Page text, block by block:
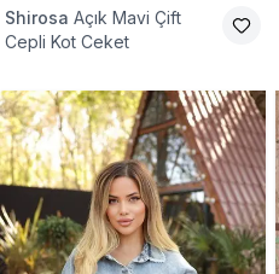
Shirosa Açık Mavi Çift
Cepli Kot Ceket